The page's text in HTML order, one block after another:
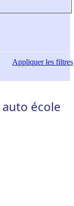
Appliquerles filtres
école